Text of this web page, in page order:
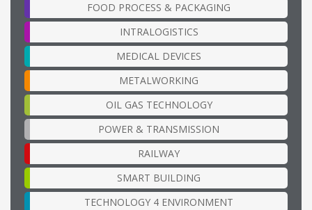
FOOD PROCESS & PACKAGING
INTRALOGISTICS
MEDICAL DEVICES
METALWORKING
OIL GAS TECHNOLOGY
POWER & TRANSMISSION
RAILWAY
SMART BUILDING
TECHNOLOGY 4 ENVIRONMENT